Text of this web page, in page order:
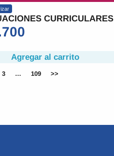
CURRICULARES
Agregar al carrito
3 … 109 >>